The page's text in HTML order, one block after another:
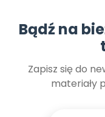
Bądź na
Zapisz się do
materiały